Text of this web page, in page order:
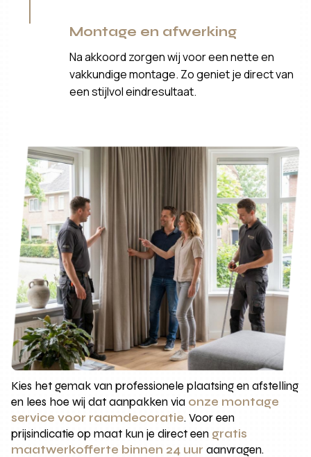
Montage en afwerking
Na akkoord zorgen wij voor een nette en
vakkundige montage. Zo geniet je direct van
een stijlvol eindresultaat.
Kies het gemak van professionele plaatsing en afstelling
en lees hoe wij dat aanpakken via onze montage
service voor raamdecoratie. Voor een
prijsindicatie op maat kun je direct een gratis
maatwerkofferte binnen 24 uur aanvragen.